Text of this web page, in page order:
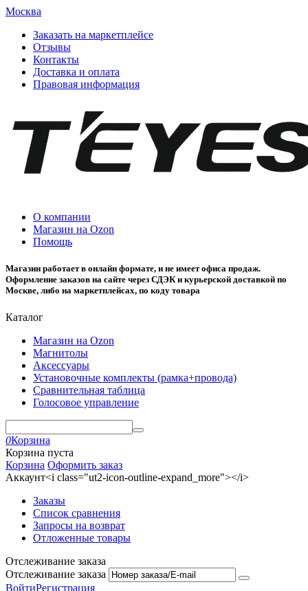
Москва
Заказать на маркетплейсе
Отзывы
Контакты
Доставка и оплата
Правовая информация
О компании
Магазин на Ozon
Помощь
Магазин работает в онлайн формате, и не имеет офиса продаж.
Оформление заказов на сайте через СДЭК и курьерской доставкой по
Москве, либо на маркетплейсах, по коду товара
Каталог
Магазин на Ozon
Магнитолы
Аксессуары
Установочные комплекты (рамка+провода)
Сравнительная таблица
Голосовое управление
0Корзина
Корзина пуста
Корзина Оформить заказ
Аккаунт<i class="ut2-icon-outline-expand_more"></i>
Заказы
Список сравнения
Запросы на возврат
Отложенные товары
Отслеживание заказа
Отслеживание заказа
ВойтиРегистрация